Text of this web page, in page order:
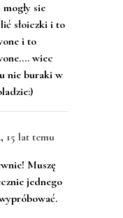
sie
słoiczki i to
i to
wiec
nie buraki w
, 15 lat temu
Muszę
jednego